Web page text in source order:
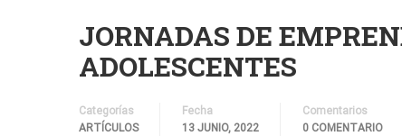
JORNADAS DE
ADOLESCENTES
Categorías
ARTÍCULOS
Fecha
13 JUNIO, 2022
Comentarios
0 COMENTARIO